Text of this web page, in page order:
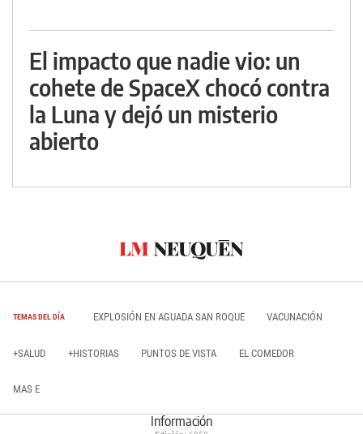
El impacto que nadie vio: un
cohete de SpaceX chocó contra
la Luna y dejó un misterio
abierto
TEMAS DEL DÍA EXPLOSIÓN EN AGUADA SAN ROQUE VACUNACIÓN
+SALUD +HISTORIAS PUNTOS DE VISTA EL COMEDOR
MAS E
Información